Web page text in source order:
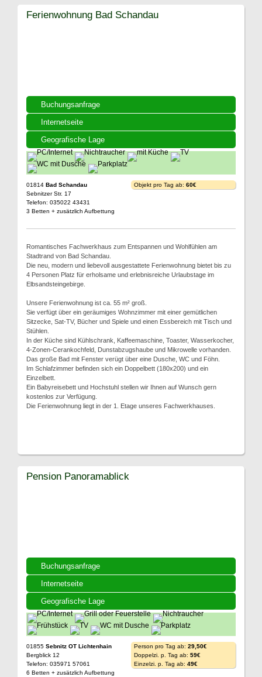
Buchungsanfrage
Internetseite
Geografische Lage
Ferienwohnung Bad Schandau
01814 Bad Schandau
Sebnitzer Str. 17
Telefon: 035022 43431
3 Betten + zusätzlich Aufbettung
Objekt pro Tag ab: 60€
Romantisches Fachwerkhaus zum Entspannen und Wohlfühlen am
Stadtrand von Bad Schandau.
Die neu, modern und liebevoll ausgestattete Ferienwohnung bietet bis zu
4 Personen Platz für erholsame und erlebnisreiche Urlaubstage im
Elbsandsteingebirge.
Unsere Ferienwohnung ist ca. 55 m² groß.
Sie verfügt über ein geräumiges Wohnzimmer mit einer gemütlichen
Sitzecke, Sat-TV, Bücher und Spiele und einen Essbereich mit Tisch und
Stühlen.
In der Küche sind Kühlschrank, Kaffeemaschine, Toaster, Wasserkocher,
4-Zonen-Cerankochfeld, Dunstabzugshaube und Mikrowelle vorhanden.
Das große Bad mit Fenster verügt über eine Dusche, WC und Föhn.
Im Schlafzimmer befinden sich ein Doppelbett (180x200) und ein
Einzelbett.
Ein Babyreisebett und Hochstuhl stellen wir Ihnen auf Wunsch gern
kostenlos zur Verfügung.
Die Ferienwohnung liegt in der 1. Etage unseres Fachwerkhauses.
Buchungsanfrage
Internetseite
Geografische Lage
Pension Panoramablick
01855 Sebnitz OT Lichtenhain
Bergblick 12
Telefon: 035971 57061
6 Betten + zusätzlich Aufbettung
Person pro Tag ab: 29,50€
Doppelzi. p. Tag ab: 59€
Einzelzi. p. Tag ab: 49€